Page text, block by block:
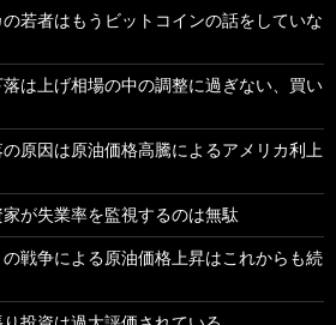
若者はもうビットコインの話をしていな
は上げ相場の中の調整に過ぎない、買い
原因は原油価格高騰によるアメリカ利上
が失業率を監視するのは無駄
戦争による原油価格上昇はこれからも続